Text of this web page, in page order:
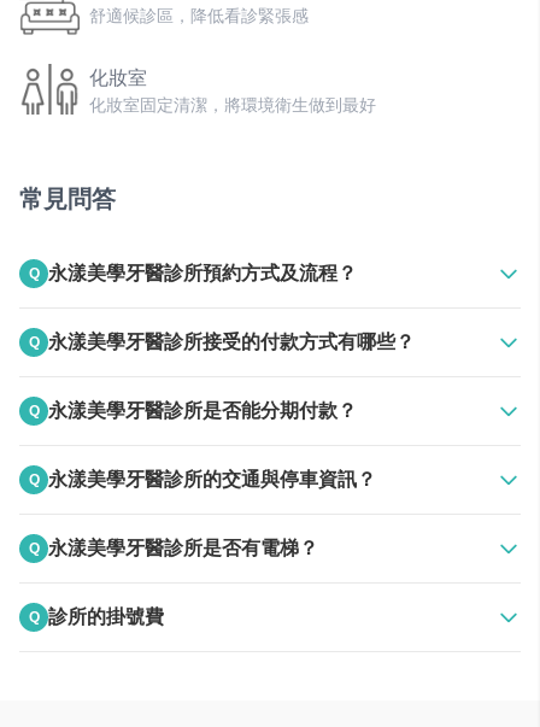
舒適候診區，降低看診緊張感
化妝室
化妝室固定清潔，將環境衛生做到最好
照顧患者隱私，獨立診間最放心
特設遊戲區，讓孩子看牙醫也是開心的事
諮詢室
候診不擔心無聊，配備電視放鬆心情
飲水機
常見問答
Q 永漾美學牙醫診所預約方式及流程？
上班時間官方LINE私訊
Q 永漾美學牙醫診所接受的付款方式有哪些？
Q 永漾美學牙醫診所是否能分期付款？
Q 永漾美學牙醫診所的交通與停車資訊？
Q 永漾美學牙醫診所是否有電梯？
Q 診所的掛號費